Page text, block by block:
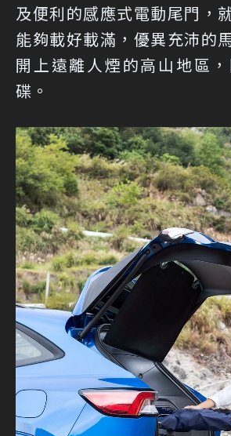
及便利的感應式電動尾門，
能夠載好載滿，優異充沛的
開上遠離人煙的高山地區
碟。